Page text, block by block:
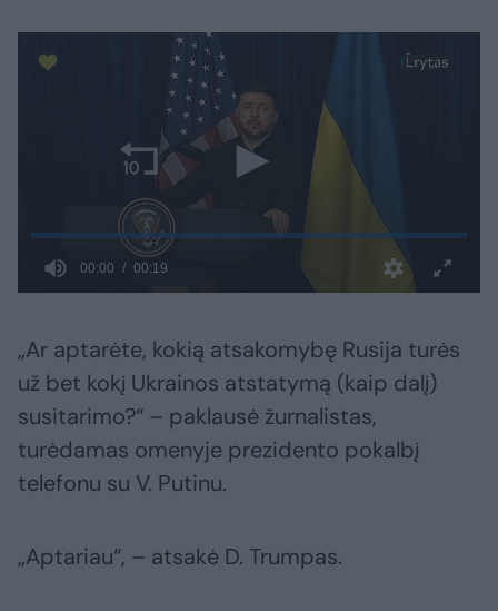
„Ar aptarėte, kokią atsakomybę Rusija turės
už bet kokį Ukrainos atstatymą (kaip dalį)
susitarimo?“ – paklausė žurnalistas,
turėdamas omenyje prezidento pokalbį
telefonu su V. Putinu.
„Aptariau“, – atsakė D. Trumpas.